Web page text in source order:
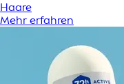
Haare
Mehr erfahren